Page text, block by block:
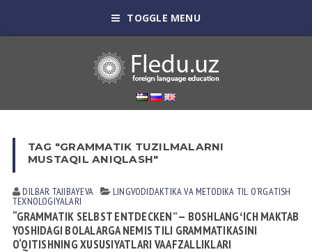
TOGGLE MENU
TAG "GRAMMATIK TUZILMALARNI
MUSTAQIL ANIQLASH"
DILBAR TAJIBAYEVA LINGVODIDАKTIKА VА METODIKА TIL OʼRGАTISH
TEXNOLOGIYALАRI
“GRAMMATIK SELBST ENTDECKEN” — BOSHLANGʻICH MAKTAB
YOSHIDAGI BOLALARGA NEMIS TILI GRAMMATIKASINI
O‘QITISHNING XUSUSIYATLARI VA AFZALLIKLARI